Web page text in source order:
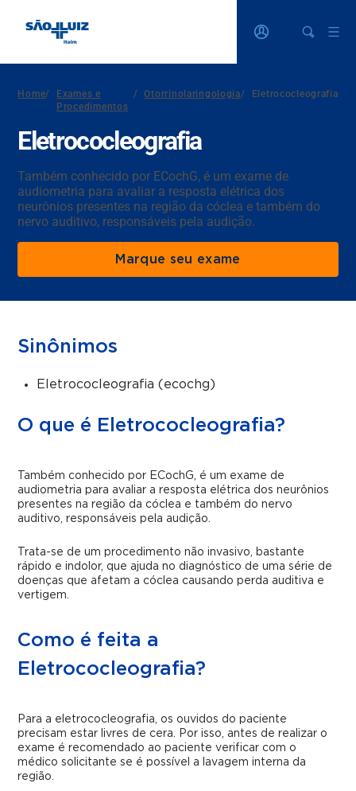
Home/
Exames e
Procedimentos
/ Otorrinolaringologia/ Eletrococleografia
Eletrococleografia
Também conhecido por ECochG, é um exame de
audiometria para avaliar a resposta elétrica dos
neurônios presentes na região da cóclea e também do
nervo auditivo, responsáveis pela audição.
Marque seu exame
Sinônimos
Eletrococleografia (ecochg)
O que é Eletrococleografia?
Também conhecido por ECochG, é um exame de
audiometria para avaliar a resposta elétrica dos neurônios
presentes na região da cóclea e também do nervo
auditivo, responsáveis pela audição.
Trata-se de um procedimento não invasivo, bastante
rápido e indolor, que ajuda no diagnóstico de uma série de
doenças que afetam a cóclea causando perda auditiva e
vertigem.
Como é feita a
Eletrococleografia?
Para a eletrococleografia, os ouvidos do paciente
precisam estar livres de cera. Por isso, antes de realizar o
exame é recomendado ao paciente verificar com o
médico solicitante se é possível a lavagem interna da
região.